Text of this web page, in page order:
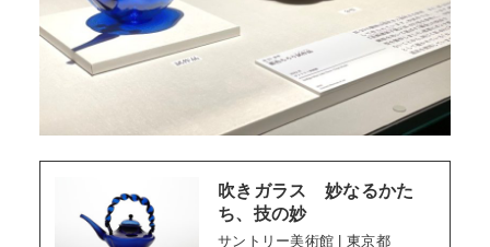
吹きガラス 妙なるかた
ち、技の妙
サントリー美術館 | 東京都